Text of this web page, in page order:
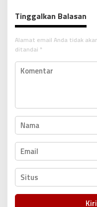
a
s
i
p
o
Tinggalkan Balasan
Alamat email Anda tidak
ditandai *